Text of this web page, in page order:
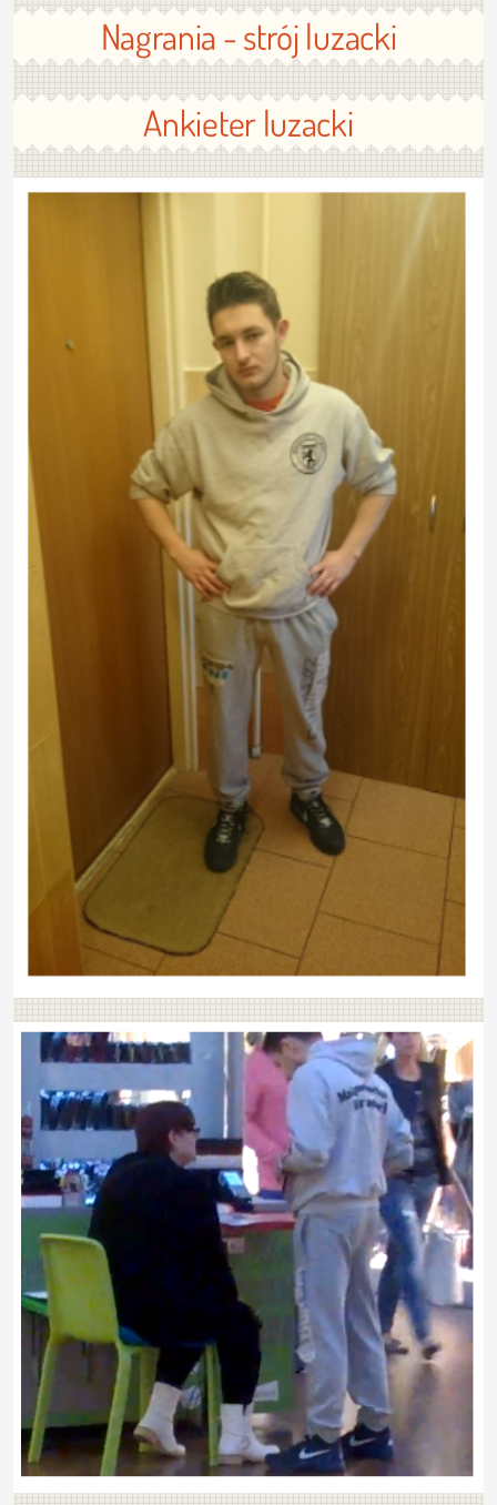
Nagrania - strój luzacki
Ankieter luzacki